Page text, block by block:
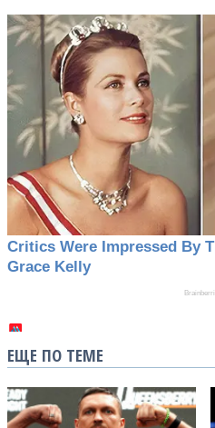
ЕЩЕ ПО ТЕМЕ